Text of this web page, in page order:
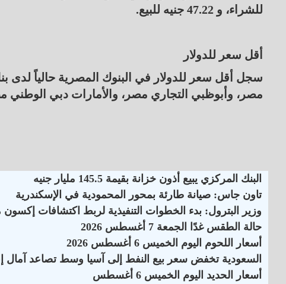
للشراء، و 47.22 جنيه للبيع.
أقل سعر للدولار
مصر، وأبوظبي التجاري مصر، والأمارات دبي الوطني مصر، عند مستوى 47.00 جنيه
البنك المركزي يبيع أذون خزانة بقيمة 145.5 مليار جنيه
تاون جاس: صيانة طارئة بمحور المحمودية في الإسكندرية
وزير البترول: بدء الخطوات التنفيذية لربط اكتشافات إكسون
حالة الطقس غدًا الجمعة 7 أغسطس 2026
أسعار اللحوم اليوم الخميس 6 أغسطس 2026
السعودية تخفض سعر بيع النفط إلى آسيا وسط تصاعد آمال
أسعار الحديد اليوم الخميس 6 أغسطس